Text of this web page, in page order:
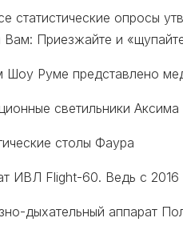
статистические опросы
Вам: Приезжайте и
Руме представлено
светильники
столы Фаура
ИВЛ Flight-60. Ведь с 2016
дыхательный аппарат